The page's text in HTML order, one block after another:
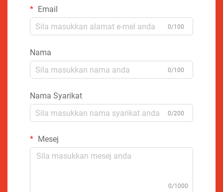
Email
0/100
Nama
0/100
Nama Syarikat
0/200
Mesej
0/1000